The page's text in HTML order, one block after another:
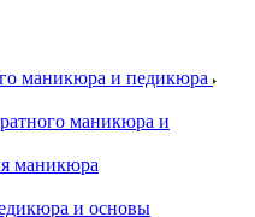
маникюра и педикюра
маникюра и
маникюра
и основы